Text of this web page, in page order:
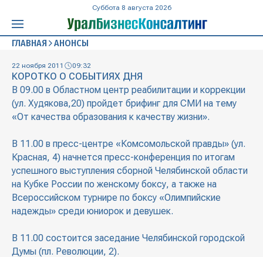
Суббота 8 августа 2026
ГЛАВНАЯ АНОНСЫ
22 ноября 2011 09:32
КОРОТКО О СОБЫТИЯХ ДНЯ
В 09.00 в Областном центр реабилитации и коррекции
(ул. Худякова,20) пройдет брифинг для СМИ на тему
«От качества образования к качеству жизни».
В 11.00 в пресс-центре «Комсомольской правды» (ул.
Красная, 4) начнется пресс-конференция по итогам
успешного выступления сборной Челябинской области
на Кубке России по женскому боксу, а также на
Всероссийском турнире по боксу «Олимпийские
надежды» среди юниорок и девушек.
В 11.00 состоится заседание Челябинской городской
Думы (пл. Революции, 2).